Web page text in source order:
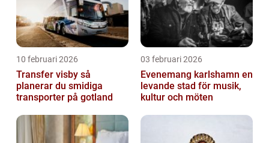
10 februari 2026
Transfer visby så
planerar du smidiga
transporter på gotland
03 februari 2026
Evenemang karlshamn en
levande stad för musik,
kultur och möten